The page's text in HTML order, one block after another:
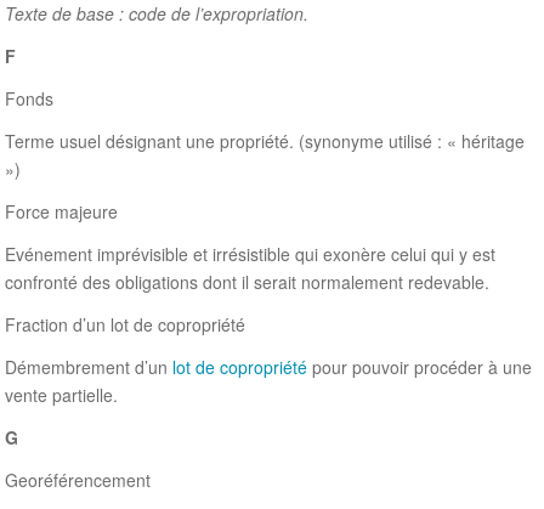
Texte de base : code de l’expropriation.
F
Fonds
Terme usuel désignant une propriété. (synonyme utilisé : « héritage
»)
Force majeure
Evénement imprévisible et irrésistible qui exonère celui qui y est
confronté des obligations dont il serait normalement redevable.
Fraction d’un lot de copropriété
Démembrement d’un lot de copropriété pour pouvoir procéder à une
vente partielle.
G
Georéférencement